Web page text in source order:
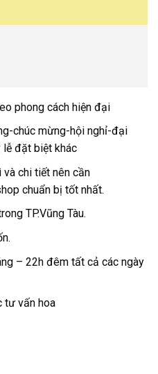
phong cách hiện đại
chúc mừng-hội nghỉ-đại
lễ đặt biệt khác
chi tiết nên cần
chuẩn bị tốt nhất.
TP.Vũng Tàu.
– 22h đêm tất cả các ngày
tư vấn hoa